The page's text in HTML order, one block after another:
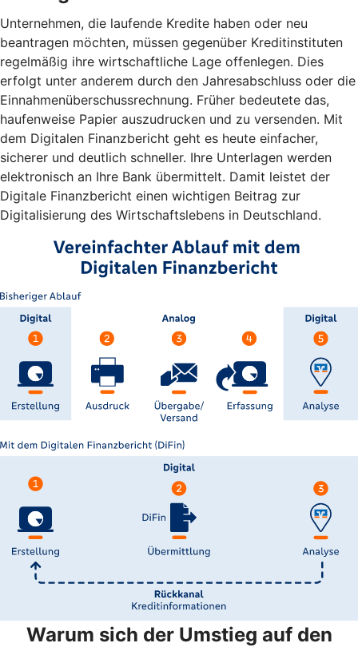
Unternehmen, die laufende Kredite haben oder neu
beantragen möchten, müssen gegenüber Kreditinstituten
regelmäßig ihre wirtschaftliche Lage offenlegen. Dies
erfolgt unter anderem durch den Jahresabschluss oder die
Einnahmenüberschussrechnung. Früher bedeutete das,
haufenweise Papier auszudrucken und zu versenden. Mit
dem Digitalen Finanzbericht geht es heute einfacher,
sicherer und deutlich schneller. Ihre Unterlagen werden
elektronisch an Ihre Bank übermittelt. Damit leistet der
Digitale Finanzbericht einen wichtigen Beitrag zur
Digitalisierung des Wirtschaftslebens in Deutschland.
Warum sich der Umstieg auf den